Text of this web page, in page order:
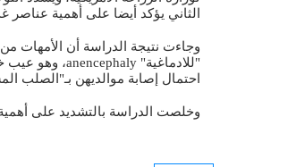
الثاني يؤكد أيضا على أهمية عناصر
وجاءت نتيجة الدراسة أن الأمهات
احتمال إصابة موالديهن بـ"الصلب المشقوق" بنسبة 20 في المائة، والشفة
وخلصت الدراسة بالتشديد على